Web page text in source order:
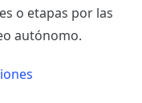
o etapas por las
autónomo.